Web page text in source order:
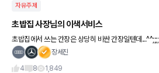
자유주제
초밥집 사장님의 이색서비스
초밥집에서 쓰는 간장은 상당히 비싼 간장일텐데...^^;;;;
장세진
4
8 1,849